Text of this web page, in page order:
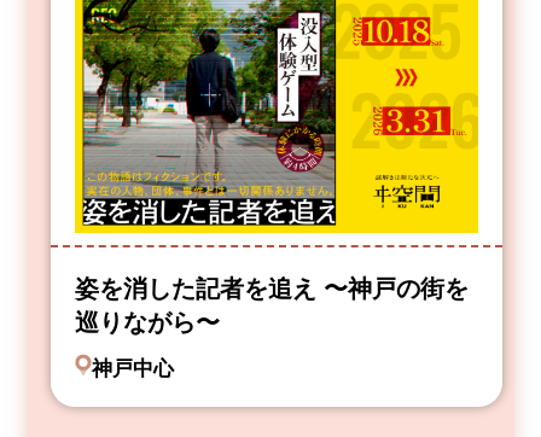
姿を消した記者を追え 〜神戸の街を
巡りながら〜
神戸中心